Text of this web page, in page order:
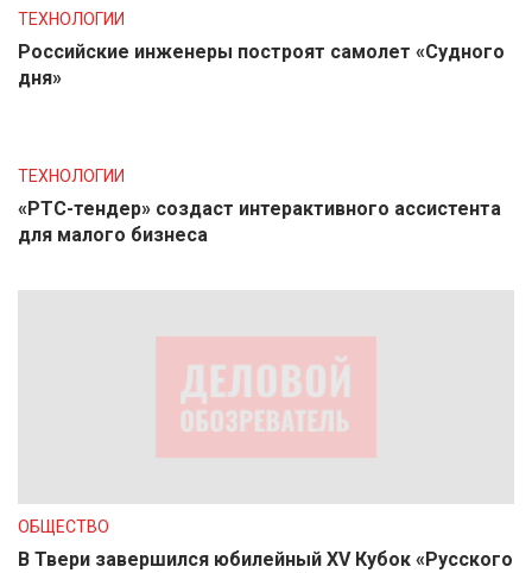
ТЕХНОЛОГИИ
Российские инженеры построят самолет «Судного
дня»
ТЕХНОЛОГИИ
«РТС-тендер» создаст интерактивного ассистента
для малого бизнеса
ОБЩЕСТВО
В Твери завершился юбилейный XV Кубок «Русского